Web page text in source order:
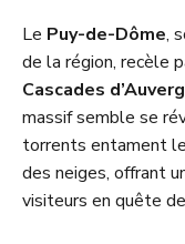
Le Puy-de-Dôme,
de la région, recèle
Cascades
massif semble se
torrents entament
des neiges, offrant
visiteurs en quête de